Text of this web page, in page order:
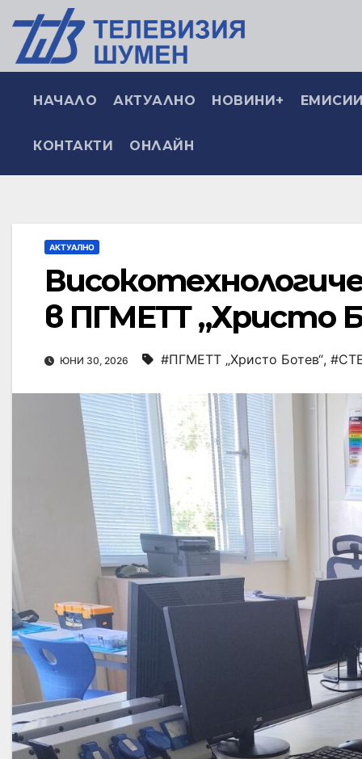
НАЧАЛО АКТУАЛНО НОВИНИ+
КОНТАКТИ ОНЛАЙН
АКТУАЛНО
в ПГМЕТТ „Христо
ЮНИ 30, 2026 #ПГМЕТТ „Христо Ботев“,